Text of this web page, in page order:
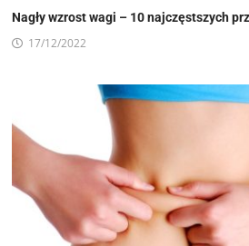
Nagły wzrost wagi – 10 najczęstszych
17/12/2022